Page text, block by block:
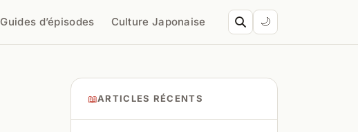
Guides d’épisodes Culture Japonaise 🌙
📖ARTICLES RÉCENTS